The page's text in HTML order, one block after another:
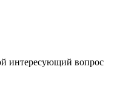
интересующий вопрос